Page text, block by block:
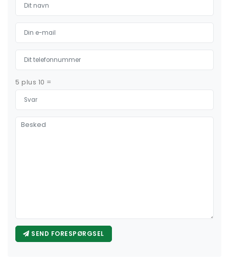
5 plus 10 =
SEND FORESPØRGSEL